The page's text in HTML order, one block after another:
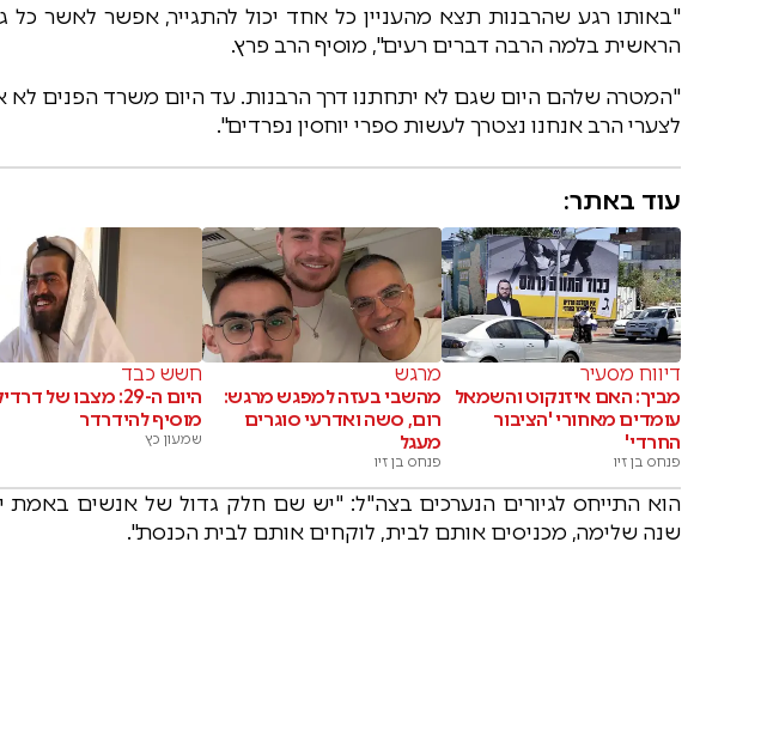
"באותו רגע שהרבנות תצא מהעניין כל אחד יכול להתגייר, אפשר לאשר כל
הראשית בלמה הרבה דברים רעים", מוסיף הרב פרץ.
"המטרה שלהם היום שגם לא יתחתנו דרך הרבנות. עד היום משרד הפנים לא
לצערי הרב אנחנו נצטרך לעשות ספרי יוחסין נפרדים".
עוד באתר:
דיווח מסעיר
מביך: האם איזנקוט והשמאל
עומדים מאחורי 'הציבור
החרדי'
פנחס בן זיו
מרגש
מהשבי בעזה למפגש מרגש:
רום, סשה ואדרעי סוגרים
מעגל
פנחס בן זיו
חשש כבד
היום ה-29: מצבו של
מוסיף להידרדר
שמעון כץ
הוא התייחס לגיורים הנערכים בצה"ל: "יש שם חלק גדול של אנשים באמת
שנה שלימה, מכניסים אותם לבית, לוקחים אותם לבית הכנסת".